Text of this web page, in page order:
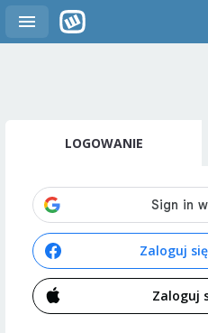
LOGOWANIE
Zaloguj
Zaloguj